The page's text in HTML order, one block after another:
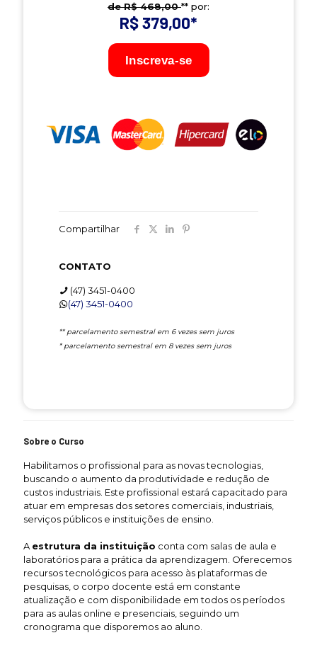
de R$ 468,00** por:
R$ 379,00*
Inscreva-se
Compartilhar
CONTATO
(47) 3451-0400
(47) 3451-0400
** parcelamento semestral em 6 vezes sem juros
* parcelamento semestral em 8 vezes sem juros
Sobre o Curso
Habilitamos o profissional para as novas tecnologias,
buscando o aumento da produtividade e redução de
custos industriais. Este profissional estará capacitado para
atuar em empresas dos setores comerciais, industriais,
serviços públicos e instituições de ensino.
A estrutura da instituição conta com salas de aula e
laboratórios para a prática da aprendizagem. Oferecemos
recursos tecnológicos para acesso às plataformas de
pesquisas, o corpo docente está em constante
atualização e com disponibilidade em todos os períodos
para as aulas online e presenciais, seguindo um
cronograma que disporemos ao aluno.